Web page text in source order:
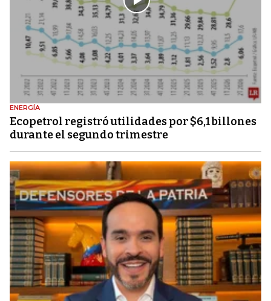
ENERGÍA
Ecopetrol registró utilidades por $6,1 billones
durante el segundo trimestre